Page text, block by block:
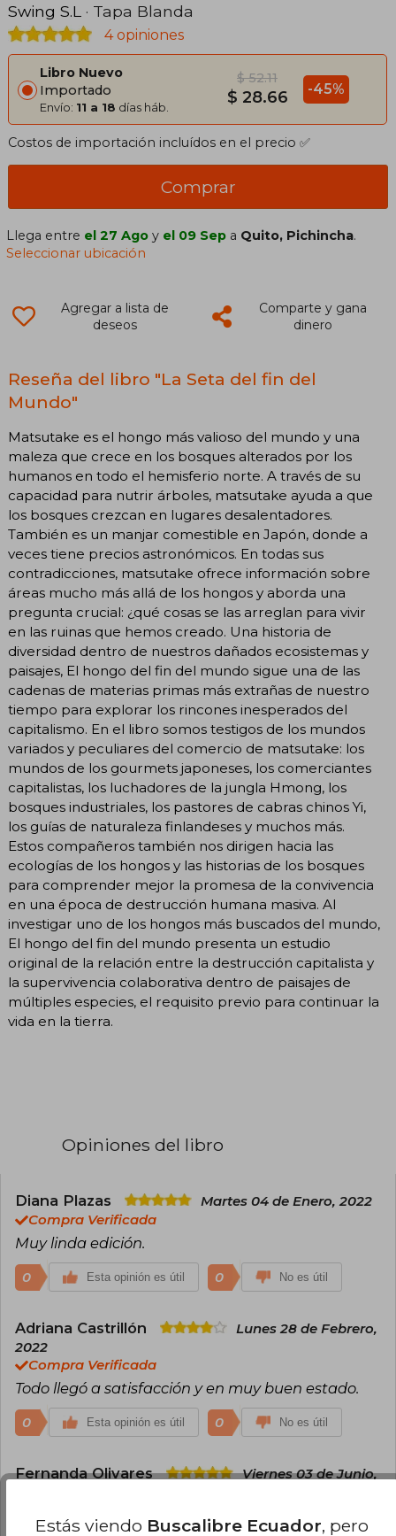
Swing S.L
· Tapa Blanda
4 opiniones
Libro Nuevo
Importado
Envío: 11 a 18 días háb.
$ 52.11
$ 28.66 -45%
Costos de importación incluídos en el precio ✅
Comprar
Llega entre el 27 Ago y el 09 Sep a Quito, Pichincha.
Seleccionar ubicación
Agregar a lista de
deseos
Comparte y gana
dinero
Reseña del libro "La Seta del fin del
Mundo"
Matsutake es el hongo más valioso del mundo y una
maleza que crece en los bosques alterados por los
humanos en todo el hemisferio norte. A través de su
capacidad para nutrir árboles, matsutake ayuda a que
los bosques crezcan en lugares desalentadores.
También es un manjar comestible en Japón, donde a
veces tiene precios astronómicos. En todas sus
contradicciones, matsutake ofrece información sobre
áreas mucho más allá de los hongos y aborda una
pregunta crucial: ¿qué cosas se las arreglan para vivir
en las ruinas que hemos creado. Una historia de
diversidad dentro de nuestros dañados ecosistemas y
paisajes, El hongo del fin del mundo sigue una de las
cadenas de materias primas más extrañas de nuestro
tiempo para explorar los rincones inesperados del
capitalismo. En el libro somos testigos de los mundos
variados y peculiares del comercio de matsutake: los
mundos de los gourmets japoneses, los comerciantes
capitalistas, los luchadores de la jungla Hmong, los
bosques industriales, los pastores de cabras chinos Yi,
los guías de naturaleza finlandeses y muchos más.
Estos compañeros también nos dirigen hacia las
ecologías de los hongos y las historias de los bosques
para comprender mejor la promesa de la convivencia
en una época de destrucción humana masiva. Al
investigar uno de los hongos más buscados del mundo,
El hongo del fin del mundo presenta un estudio
original de la relación entre la destrucción capitalista y
la supervivencia colaborativa dentro de paisajes de
múltiples especies, el requisito previo para continuar la
vida en la tierra.
Opiniones del libro
Diana Plazas
Martes 04 de Enero, 2022
Compra Verificada
Muy linda edición.
0 Esta opinión es útil 0 No es útil
Adriana Castrillón
Lunes 28 de Febrero,
2022
Compra Verificada
Todo llegó a satisfacción y en muy buen estado.
0 Esta opinión es útil 0 No es útil
Fernanda Olivares
Viernes 03 de Junio,
Estás viendo Buscalibre Ecuador, pero